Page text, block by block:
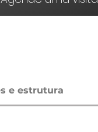
e estrutura